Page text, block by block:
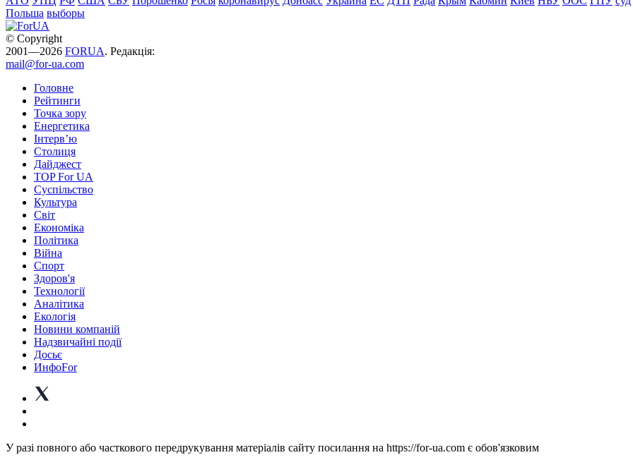
Польша выборы
© Copyright
2001—2026 FORUA. Редакція:
mail@for-ua.com
Головне
Рейтинги
Точка зору
Енергетика
Інтерв’ю
Столиця
Дайджест
TOP For UA
Суспiльство
Культура
Світ
Економіка
Політика
Війна
Спорт
Здоров'я
Технології
Аналітика
Екологія
Новини компаній
Надзвичайні події
Досьє
ИнфоFor
У разі повного або часткового передрукування матеріалів сайту посилання на https://for-ua.com є обов'язковим